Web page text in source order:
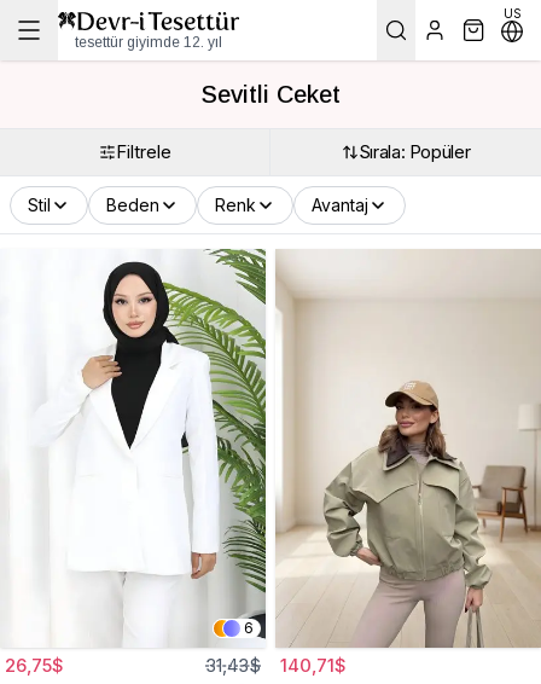
tesettür giyimde 12. yıl
US
Sevitli Ceket
Filtrele Sırala: Popüler
Stil Beden Renk Avantaj
6
26,75$ 31,43$ 140,71$